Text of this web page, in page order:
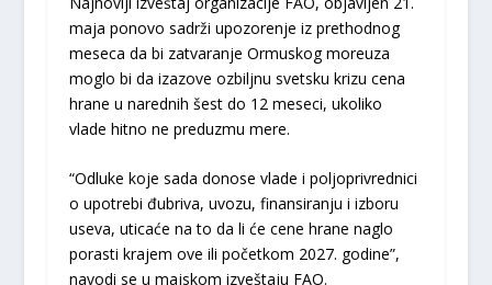
maja ponovo sadrži upozorenje iz prethodnog
meseca da bi zatvaranje Ormuskog moreuza
moglo bi da izazove ozbiljnu svetsku krizu cena
hrane u narednih šest do 12 meseci, ukoliko
vlade hitno ne preduzmu mere.
“Odluke koje sada donose vlade i poljoprivrednici
o upotrebi đubriva, uvozu, finansiranju i izboru
useva, uticaće na to da li će cene hrane naglo
porasti krajem ove ili početkom 2027. godine”,
navodi se u majskom izveštaju FAO.